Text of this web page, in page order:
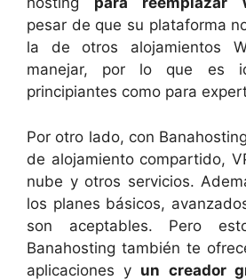
pesar de que su plataforma
la de otros alojamientos
manejar, por lo que es
principiantes como para
Por otro lado, con
de alojamiento compartido,
nube y otros servicios.
los planes básicos,
son aceptables. Pero
Banahosting también te
aplicaciones y un creador